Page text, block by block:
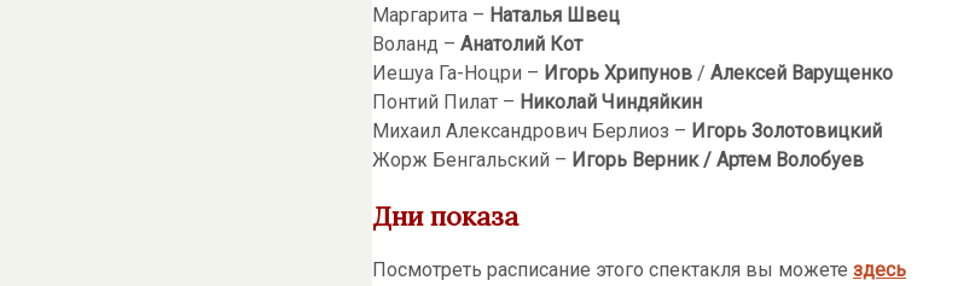
Маргарита – Наталья Швец
Воланд – Анатолий Кот
Иешуа Га-Ноцри – Игорь Хрипунов / Алексей Варущенко
Понтий Пилат – Николай Чиндяйкин
Михаил Александрович Берлиоз – Игорь Золотовицкий
Жорж Бенгальский – Игорь Верник / Артем Волобуев
Дни показа
Посмотреть расписание этого спектакля вы можете здесь